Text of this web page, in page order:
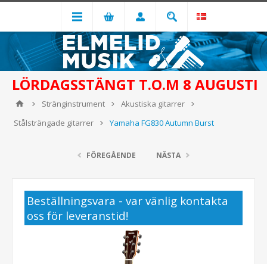
LÖRDAGSSTÄNGT T.O.M 8 AUGUSTI
Stränginstrument
Akustiska gitarrer
Stålsträngade gitarrer
Yamaha FG830 Autumn Burst
FÖREGÅENDE NÄSTA
Beställningsvara - var vänlig kontakta
oss för leveranstid!